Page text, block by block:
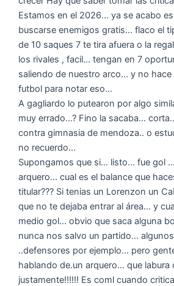
Estamos en el 2026... ya se acabo
buscarse enemigos gratis... flaco el
de 10 saques 7 te tira afuera o la
los rivales , facil... tengan en 7
saliendo de nuestro arco... y no
futbol para notar eso...
A gagliardo lo putearon por algo
muy errado...? Fino la sacaba...
contra gimnasia de mendoza.. o
no recuerdo...
Supongamos que si... listo... fue gol
arquero... cual es el balance que
titular??? Si tenias un Lorenzon un
que no te dejaba entrar al área... y
medio gol... obvio que saca alguna
nunca nos salvo un partido...
..defensores por ejemplo... pero
hablando de.un arquero... que labura
justamente!!!!!! Es coml cuando